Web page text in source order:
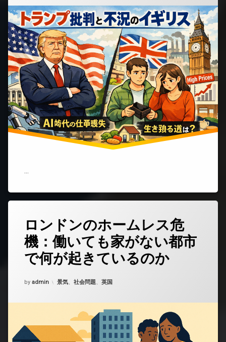
実)
(ト
ラ
ン
プ
批
判
と
イ
リ
ス
国
内
経
ロンドンのホームレス危
機：働いても家がない都市
で何が起きているのか
Updated on 2025年12月8日
by admin カテゴリー:
景気、 社会問題、 英国
コ
メ
ン
ト
を
ぞ
ン
の
ホ